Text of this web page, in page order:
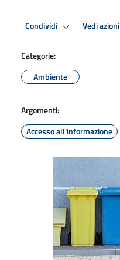
Condividi Vedi azioni
Categorie:
Ambiente
Argomenti:
Accesso all'informazione